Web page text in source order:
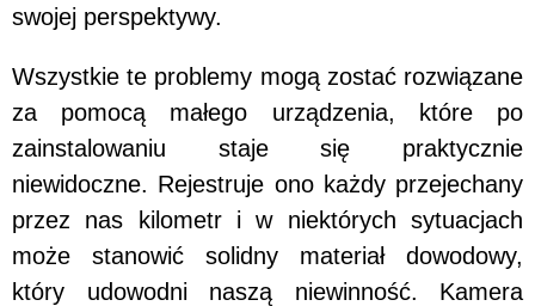
swojej perspektywy.
Wszystkie te problemy mogą zostać rozwiązane
za pomocą małego urządzenia, które po
zainstalowaniu staje się praktycznie
niewidoczne. Rejestruje ono każdy przejechany
przez nas kilometr i w niektórych sytuacjach
może stanowić solidny materiał dowodowy,
który udowodni naszą niewinność. Kamera